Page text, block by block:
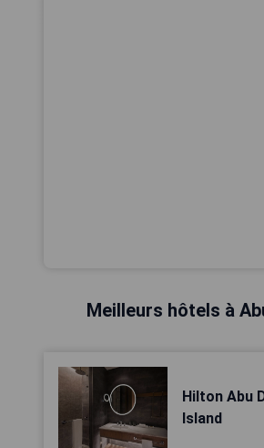
Meilleurs hôtels à
Hilton Abu
Island